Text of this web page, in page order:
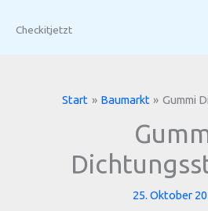
InhaltCheckitjetzt
Start Baumarkt Gummi
25. Oktober